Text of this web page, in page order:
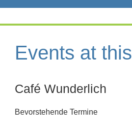
springen
Events at
Café Wunderlich
Bevorstehende Termine